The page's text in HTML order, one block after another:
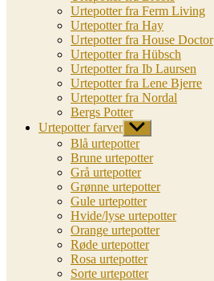
Urtepotter fra Ferm Living
Urtepotter fra Hay
Urtepotter fra House Doctor
Urtepotter fra Hübsch
Urtepotter fra Ib Laursen
Urtepotter fra Lene Bjerre
Urtepotter fra Nordal
Bergs Potter
Urtepotter farver Vis
undermenu
Blå urtepotter
Brune urtepotter
Grå urtepotter
Grønne urtepotter
Gule urtepotter
Hvide/lyse urtepotter
Orange urtepotter
Røde urtepotter
Rosa urtepotter
Sorte urtepotter